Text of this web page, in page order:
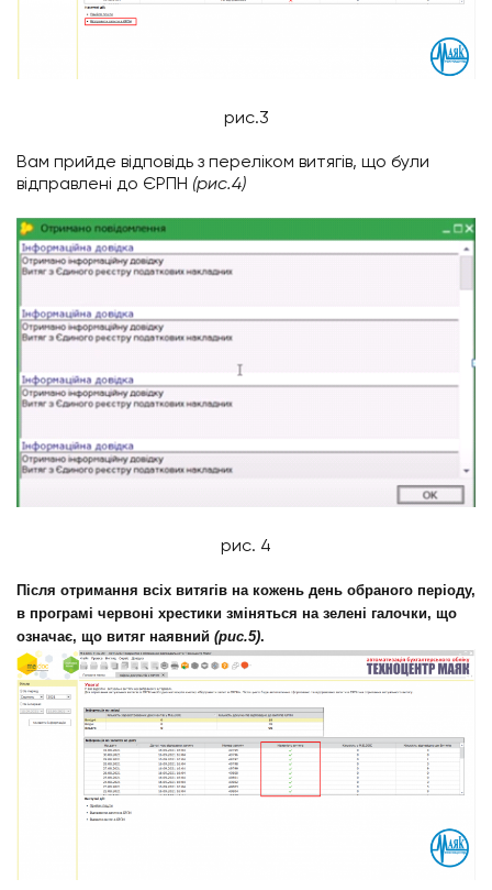
рис.3
Вам прийде відповідь з переліком витягів, що були
відправлені до ЄРПН (рис.4)
рис. 4
Після отримання всіх витягів на кожень день обраного періоду,
в програмі червоні хрестики зміняться на зелені галочки, що
означає, що витяг наявний (рис.5).